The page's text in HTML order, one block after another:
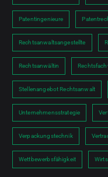
Patentingenieure
Rechtsanwaltsangestellte
Rechtsanwältin
Stellenangebot Rechtsanwalt
Unternehmensstrategie
Verpackungstechnik
Wettbewerbsfähigkeit